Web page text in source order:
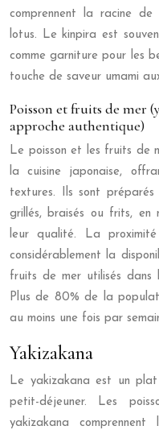
comprennent la racine
lotus. Le kinpira est
comme garniture pour les
touche de saveur umami
Poisson et fruits de mer
approche authentique)
Le poisson et les fruits de
la cuisine japonaise,
textures. Ils sont
grillés, braisés ou frits,
leur qualité. La proximité
considérablement la
fruits de mer utilisés dans
Plus de 80% de la
au moins une fois par
Yakizakana
Le yakizakana est un
petit-déjeuner. Les
yakizakana